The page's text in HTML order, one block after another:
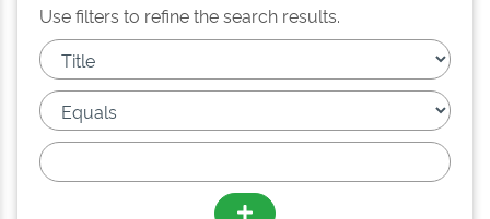
Use filters to refine the search results.